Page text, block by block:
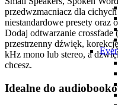
przedwzmacniacz dla
niestandardowe presety oraz
Dodaj odtwarzanie crossfade
przestrzenny dźwięk,
kHz mono lub stereo, a
chcesz.
Idealne do